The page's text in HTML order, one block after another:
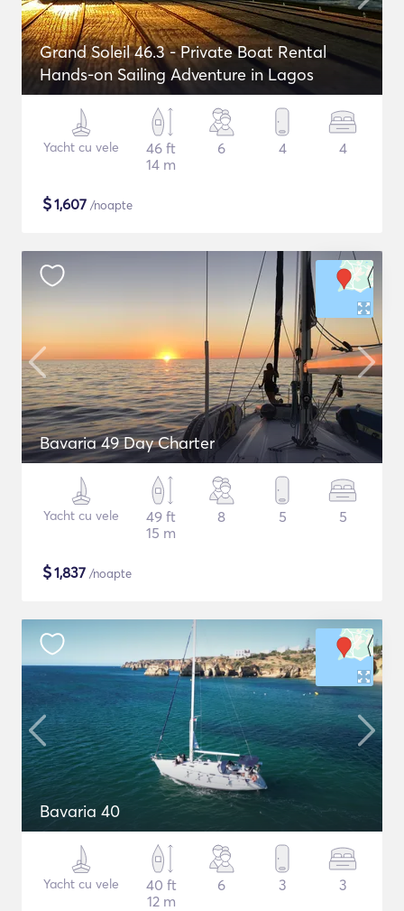
Grand Soleil 46.3 - Private Boat Rental
Hands-on Sailing Adventure in Lagos
Yacht cu vele
46 ft
14 m
6 4 4
$1,607 /noapte
Bavaria 49 Day Charter
Yacht cu vele
49 ft
15 m
8 5 5
$1,837 /noapte
Bavaria 40
Yacht cu vele
40 ft
12 m
6 3 3